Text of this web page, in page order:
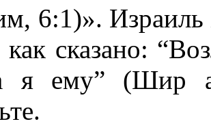
6:1)».
сказано:
я ему” (Шир